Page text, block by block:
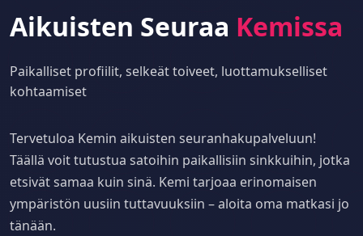
Aikuisten Seuraa Kemissa
Paikalliset profiilit, selkeät toiveet, luottamukselliset
kohtaamiset
Tervetuloa Kemin aikuisten seuranhakupalveluun!
Täällä voit tutustua satoihin paikallisiin sinkkuihin, jotka
etsivät samaa kuin sinä. Kemi tarjoaa erinomaisen
ympäristön uusiin tuttavuuksiin – aloita oma matkasi jo
tänään.